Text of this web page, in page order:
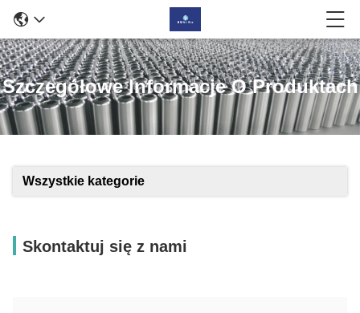
Szczegółowe Informacje O Produktach
Wszystkie kategorie
Skontaktuj się z nami